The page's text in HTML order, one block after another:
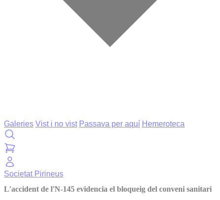
Galeries Vist i no vist Passava per aquí Hemeroteca
Societat Pirineus
L'accident de l'N-145 evidencia el bloqueig del conveni sanitari